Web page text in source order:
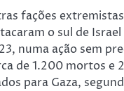
fações extremistas
o sul de Israel
numa ação sem
de 1.200 mortos e
para Gaza,